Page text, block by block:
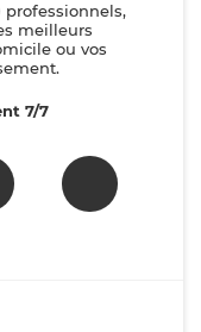
professionnels,
meilleurs
ou vos
7/7